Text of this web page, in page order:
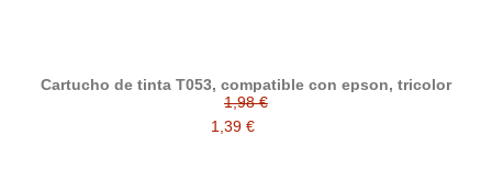
Cartucho de tinta T053, compatible con epson, tricolor
1,98 €
1,39 €